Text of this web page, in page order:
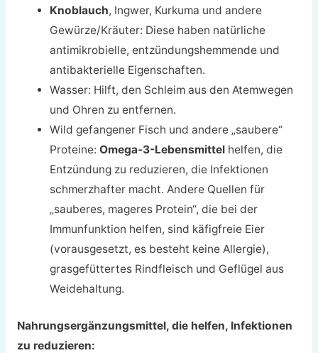
Knoblauch, Ingwer, Kurkuma und andere
Gewürze/Kräuter: Diese haben natürliche
antimikrobielle, entzündungshemmende und
antibakterielle Eigenschaften.
Wasser: Hilft, den Schleim aus den Atemwegen
und Ohren zu entfernen.
Wild gefangener Fisch und andere „saubere“
Proteine:Omega-3-Lebensmittel helfen, die
Entzündung zu reduzieren, die Infektionen
schmerzhafter macht. Andere Quellen für
„sauberes, mageres Protein“, die bei der
Immunfunktion helfen, sind käfigfreie Eier
(vorausgesetzt, es besteht keine Allergie),
grasgefüttertes Rindfleisch und Geflügel aus
Weidehaltung.
Nahrungsergänzungsmittel, die helfen, Infektionen
zu reduzieren: